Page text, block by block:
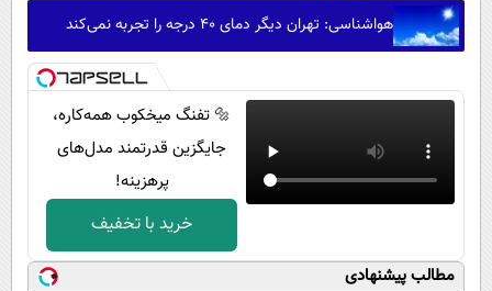
هواشناسی: تهران دیگر دمای ۴۰ درجه را تجربه نمی‌کند
🔩 تفنگ میخکوب همه‌کاره،
جایگزین قدرتمند مدل‌های
پرهزینه!
خرید با تخفیف
مطالب پیشنهادی